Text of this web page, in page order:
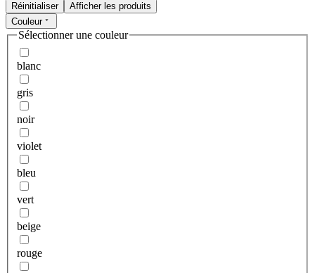
Réinitialiser
Afficher les produits
Couleur
Sélectionner une couleur
blanc
gris
noir
violet
bleu
vert
beige
rouge